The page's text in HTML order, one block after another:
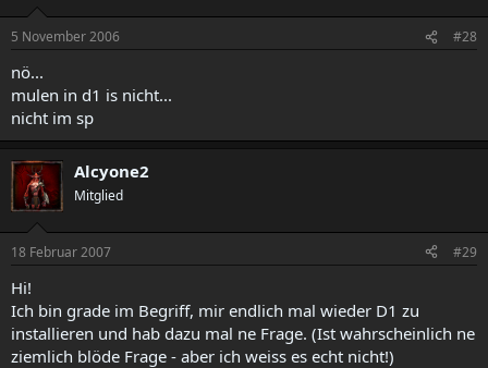
5 November 2006 #28
nö...
mulen in d1 is nicht...
nicht im sp
Alcyone2
Mitglied
18 Februar 2007 #29
Hi!
Ich bin grade im Begriff, mir endlich mal wieder D1 zu
installieren und hab dazu mal ne Frage. (Ist wahrscheinlich ne
ziemlich blöde Frage - aber ich weiss es echt nicht!)